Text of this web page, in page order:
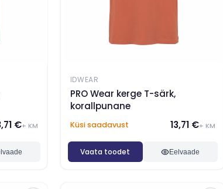
€+ KM
IDWEAR
PRO Wear kerge T-särk,
korallpunane
Küsi saadavust 13,71 €+ KM
Vaata toodet Eelvaade